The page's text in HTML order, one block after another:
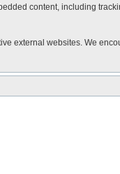
content, including
external websites. We